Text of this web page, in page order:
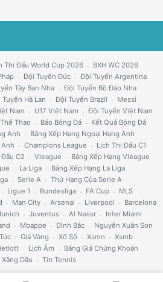
Thi Đấu World Cup 2026
BXH WC 2026
Đội Tuyển Đức
Đội Tuyển Argentina
Tây Ban Nha
Đội Tuyển Bồ Đào Nha
Tuyển Hà Lan Đội Tuyển Brazil
Messi
Nam U17 Việt Nam
Đội Tuyển Việt Nam
Thao Báo Bóng Đá
Kết Quả Bóng Đá
Anh
Bảng Xếp Hạng Ngoại Hạng Anh
Champions League
Lịch Thi Đấu C1
C2 Vleague
Bảng Xếp Hạng Vleague
La Liga
Bảng Xếp Hạng La Liga
Serie A
Thứ Hạng Của Serie A
Ligue 1 Bundesliga FA Cup
MLS
Man City Arsenal Liverpool
Barcelona
Juventus Al Nassr
Inter Miami
Mbappe Đình Bắc
Nguyễn Xuân Son
Giá Vàng Xổ Số Xsmn
Xsmb
Lịch Âm
Bảng Giá Chứng Khoán
Xăng Dầu
Tin Tennis